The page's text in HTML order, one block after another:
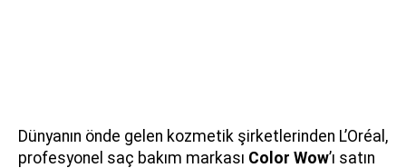
Dünyanın önde gelen kozmetik şirketlerinden L’Oréal,
profesyonel saç bakım markası Color Wow’ı satın